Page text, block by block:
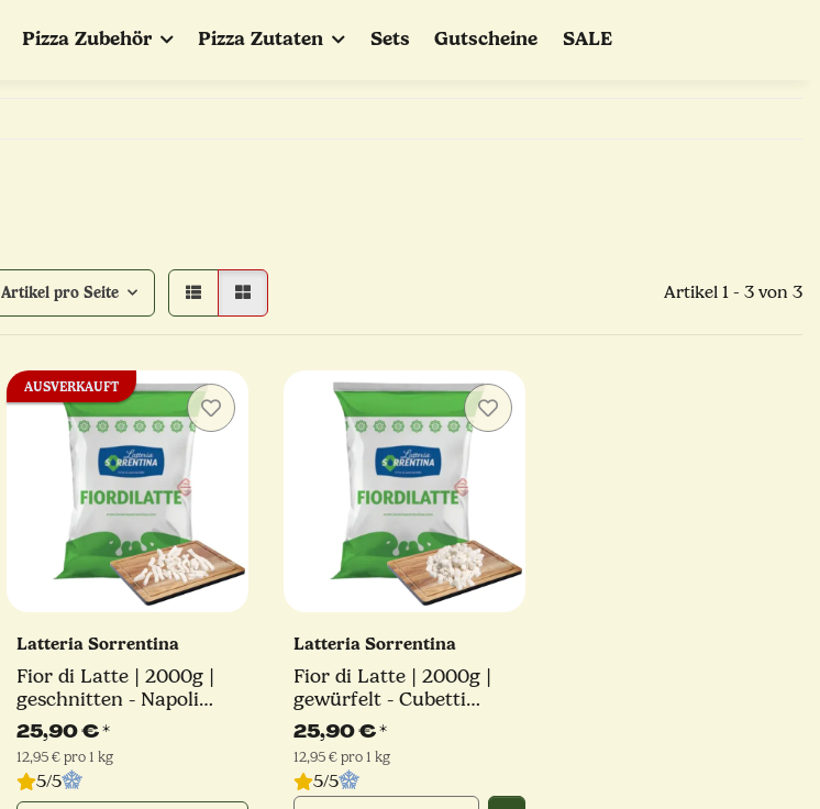
Pizza Zubehör Pizza Zutaten Sets Gutscheine SALE
Artikel pro Seite Artikel 1 - 3 von 3
AUSVERKAUFT
Latteria Sorrentina
Fior di Latte | 2000g |
geschnitten - Napoli
Schnitt | Latteria
Sorrentina
25,90 €*
12,95 € pro 1 kg
5/5
Latteria Sorrentina
Fior di Latte | 2000g |
gewürfelt - Cubetti
Schnitt | Latteria
Sorrentina
25,90 €*
12,95 € pro 1 kg
5/5